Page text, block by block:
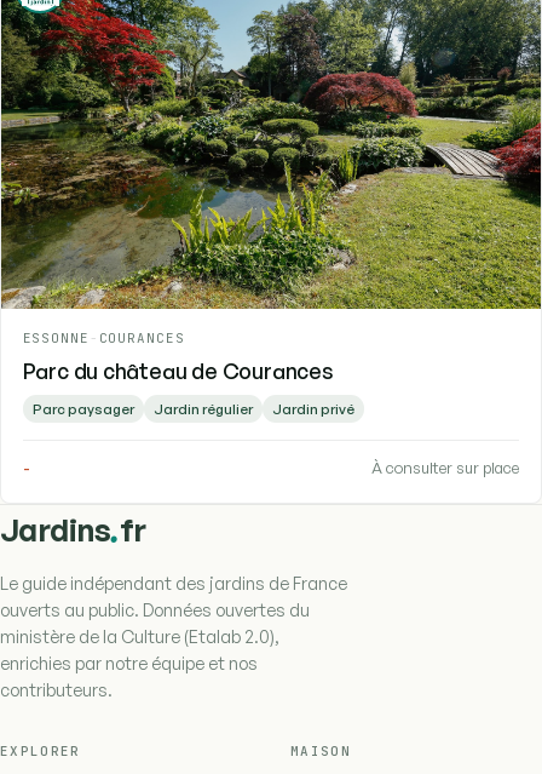
ESSONNE - COURANCES
Parc du château de Courances
Parc paysager Jardin régulier Jardin privé
- À consulter sur place
Jardins.fr
Le guide indépendant des jardins de France
ouverts au public. Données ouvertes du
ministère de la Culture (Etalab 2.0),
enrichies par notre équipe et nos
contributeurs.
EXPLORER MAISON